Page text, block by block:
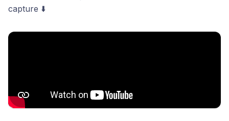
capture ⬇️